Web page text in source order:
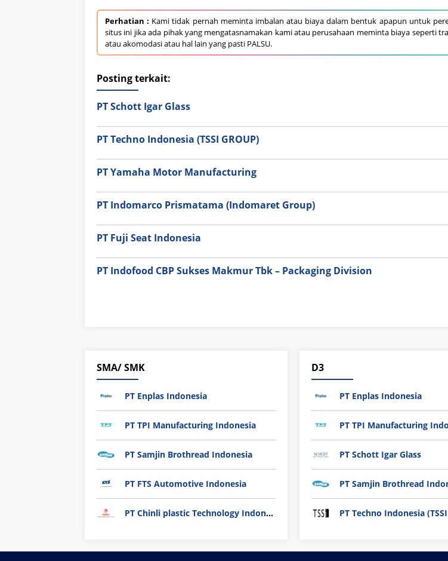
Perhatian : Kami tidak pernah meminta imbalan atau biaya dalam bentuk apapun untuk
situs ini jika ada pihak yang mengatasnamakan kami atau perusahaan meminta biaya seperti
atau akomodasi atau hal lain yang pasti PALSU.
Posting terkait:
PT Schott Igar Glass
PT Techno Indonesia (TSSI GROUP)
PT Yamaha Motor Manufacturing
PT Indomarco Prismatama (Indomaret Group)
PT Fuji Seat Indonesia
PT Indofood CBP Sukses Makmur Tbk – Packaging Division
SMA/ SMK
PT Enplas Indonesia
PT TPI Manufacturing Indonesia
PT Samjin Brothread Indonesia
PT FTS Automotive Indonesia
PT Chinli plastic Technology Indonesia
D3
PT Enplas Indonesia
PT TPI Manufacturing
PT Schott Igar Glass
PT Samjin Brothread
PT Techno Indonesia